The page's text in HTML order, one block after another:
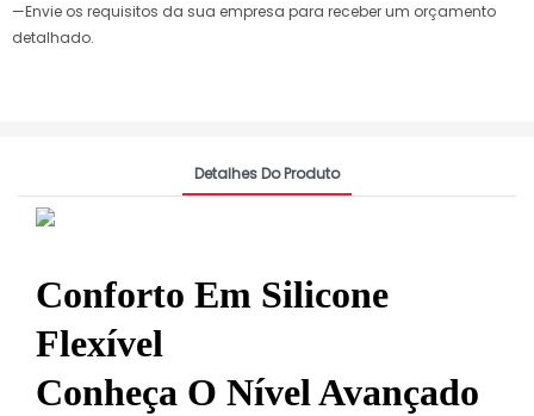
—Envie os requisitos da sua empresa para receber um orçamento
detalhado.
Detalhes Do Produto
Conforto Em Silicone
Flexível
Conheça O Nível Avançado